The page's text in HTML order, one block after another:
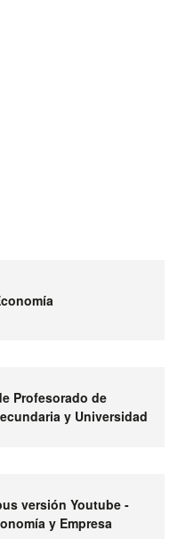
Profesorado de
y Universidad
versión Youtube -
y Empresa